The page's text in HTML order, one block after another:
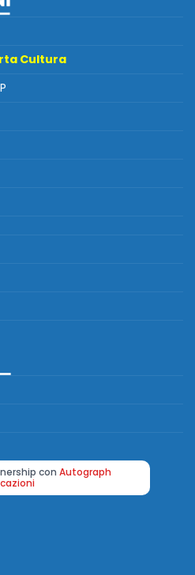
Cultura
con Autograph